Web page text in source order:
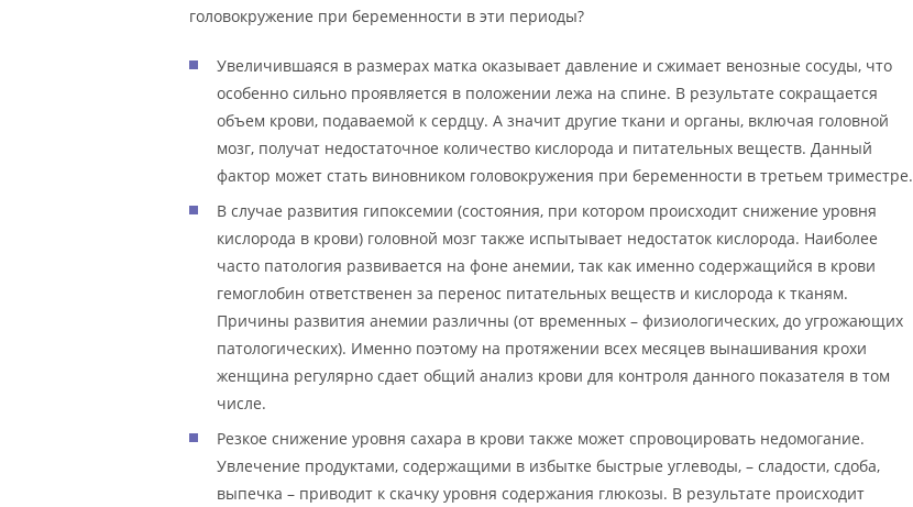
головокружение при беременности в эти периоды?
Увеличившаяся в размерах матка оказывает давление и сжимает венозные сосуды, что
особенно сильно проявляется в положении лежа на спине. В результате сокращается
объем крови, подаваемой к сердцу. А значит другие ткани и органы, включая головной
мозг, получат недостаточное количество кислорода и питательных веществ. Данный
фактор может стать виновником головокружения при беременности в третьем триместре.
В случае развития гипоксемии (состояния, при котором происходит снижение уровня
кислорода в крови) головной мозг также испытывает недостаток кислорода. Наиболее
часто патология развивается на фоне анемии, так как именно содержащийся в крови
гемоглобин ответственен за перенос питательных веществ и кислорода к тканям.
Причины развития анемии различны (от временных – физиологических, до угрожающих
патологических). Именно поэтому на протяжении всех месяцев вынашивания крохи
женщина регулярно сдает общий анализ крови для контроля данного показателя в том
числе.
Резкое снижение уровня сахара в крови также может спровоцировать недомогание.
Увлечение продуктами, содержащими в избытке быстрые углеводы, – сладости, сдоба,
выпечка – приводит к скачку уровня содержания глюкозы. В результате происходит